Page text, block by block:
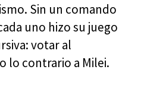
Sin un comando
uno hizo su juego
votar al
lo contrario a Milei.